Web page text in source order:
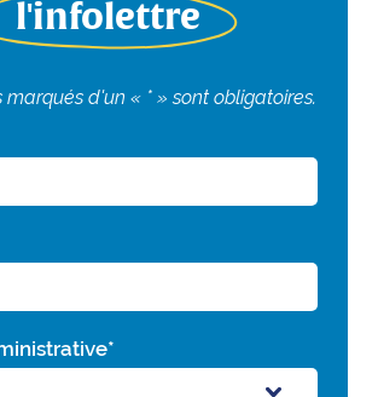
l'infolettre
marqués d'un « * » sont obligatoires.
*